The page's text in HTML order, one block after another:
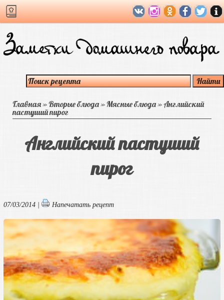
Главная»Вторые блюда»Мясные блюда»Английский
пастуший пирог
Английский пастуший
пирог
07/03/2014 | Напечатать рецепт